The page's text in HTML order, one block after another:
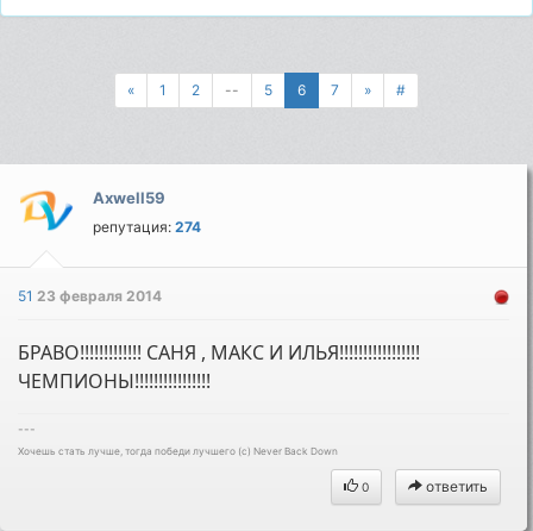
« 1 2 -- 5 6 7 » #
Axwell59
репутация:274
5123 февраля 2014
БРАВО!!!!!!!!!!!!! САНЯ , МАКС И ИЛЬЯ!!!!!!!!!!!!!!!!!
ЧЕМПИОНЫ!!!!!!!!!!!!!!!!
---
Хочешь стать лучше, тогда победи лучшего (c) Never Back Down
0 ответить